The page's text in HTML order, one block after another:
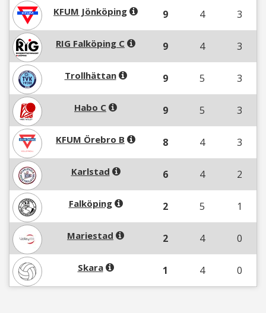
KFUM Jönköping 9 4 3
RIG Falköping C 9 4 3
Trollhättan 9 5 3
Habo C 9 5 3
KFUM Örebro B 8 4 3
Karlstad 6 4 2
Falköping 2 5 1
Mariestad 2 4 0
Skara 1 4 0